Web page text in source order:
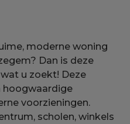
moderne woning
Dan is deze
u zoekt! Deze
hoogwaardige
voorzieningen.
scholen, winkels